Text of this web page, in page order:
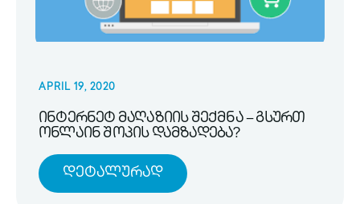
APRIL 19, 2020
ინტერნეტ მაღაზიის შექმნა – გსურთ
ონლაინ შოპის დამზადება?
Დეტალურად